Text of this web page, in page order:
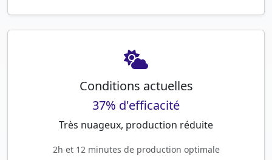
Conditions actuelles
37% d'efficacité
Très nuageux, production réduite
2h et 12 minutes de production optimale